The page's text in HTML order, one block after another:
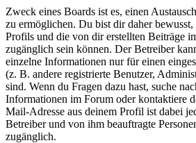
Zweck eines Boards ist es, einen
zu ermöglichen. Du bist dir daher bewusst,
Profils und die von dir erstellten Beiträge
zugänglich sein können. Der Betreiber
einzelne Informationen nur für einen
(z. B. andere registrierte Benutzer,
sind. Wenn du Fragen dazu hast, suche
Informationen im Forum oder kontaktiere
Mail-Adresse aus deinem Profil ist dabei
Betreiber und von ihm beauftragte
zugänglich.